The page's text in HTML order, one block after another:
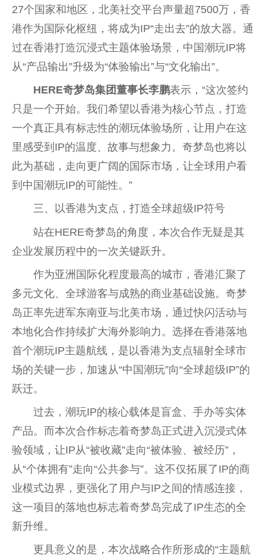
27个 国家和地区，北美社交平台声量超7500万， 香
港作为国际化枢纽，将成为IP“走出去”的放大器。通
过在香港打造沉浸式主题体验场景， 中国潮玩IP将
从“产品输出”升级为“体验输出”与“文化输出”。
HERE奇梦岛集团董事长李鹏表示，“这次签约
只是一个开始。我们希望以香港为核心节点，打造
一个真正具有标志性的潮玩体验场所，让用户在这
里感受到IP的温度、故事与想象力。奇梦岛也将以
此为基础，走向更广阔的国际市场，让全球用户看
到 中国潮玩IP的可能性。”
三、以香港为支点，打造全球超级IP符号
站在HERE奇梦岛的角度，本次合作无疑是其
企业发展历程中的一次关键跃升。
作为亚洲国际化程度最高的城市， 香港汇聚了
多元文化、全球游客与成熟的商业基础设施。奇梦
岛正率先进军东南亚与北美市场，通过快闪活动与
本地化合作持续扩大海外影响力。选择在香港落地
首个潮玩IP主题航线，是以香港为支点辐射全球市
场的关键一步，加速从“中国潮玩”向“全球超级IP”的
跃迁。
过去，潮玩IP的核心载体是盲盒、手办等实体
产品。而本次合作标志着奇梦岛正式进入沉浸式体
验领域，让IP从“被收藏”走向“被体验、被经历”，
从“个体拥有”走向“公共参与”。这不仅拓展了IP的商
业模式边界，更强化了用户与IP之间的情感连接，
这一项目的落地也标志着奇梦岛完成了IP生态的全
新升维。
更具意义的是，本次战略合作所形成的“主题航